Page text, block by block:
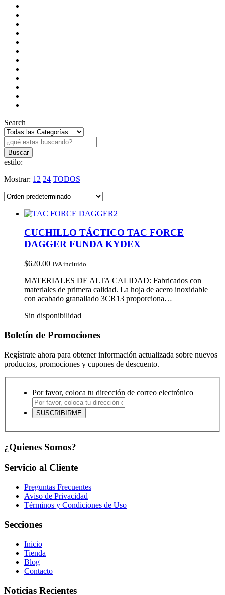
Search
estilo:
Mostrar: 12 24 TODOS
CUCHILLO TÁCTICO TAC FORCE
DAGGER FUNDA KYDEX
$620.00 IVA incluido
MATERIALES DE ALTA CALIDAD: Fabricados con
materiales de primera calidad. La hoja de acero inoxidable
con acabado granallado 3CR13 proporciona…
Sin disponibilidad
Boletín de Promociones
Regístrate ahora para obtener información actualizada sobre nuevos
productos, promociones y cupones de descuento.
Por favor, coloca tu dirección de correo electrónico
¿Quienes Somos?
Servicio al Cliente
Preguntas Frecuentes
Aviso de Privacidad
Términos y Condiciones de Uso
Secciones
Inicio
Tienda
Blog
Contacto
Noticias Recientes